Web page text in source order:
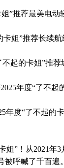
”推荐最美电动
卡姐”推荐长续
起的卡姐”推
年度“了不起
年度“了不起的
姐”！从2021年
被呼喊了千百